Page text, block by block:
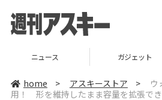
ニュース ガジェット
home > アスキーストア >
ウ
用！ 形を維持したまま容量を拡張で